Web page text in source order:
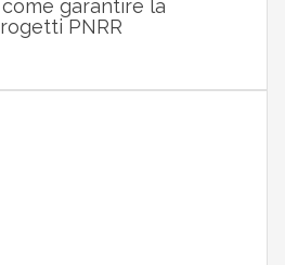
garantire la
PNRR